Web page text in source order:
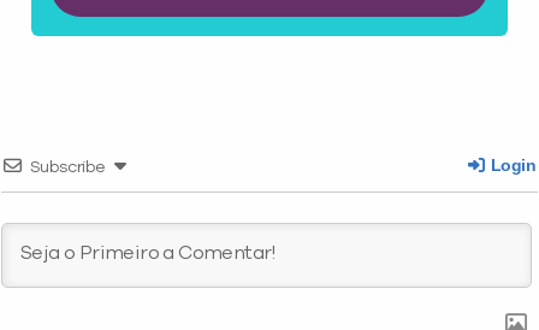
Subscribe Login